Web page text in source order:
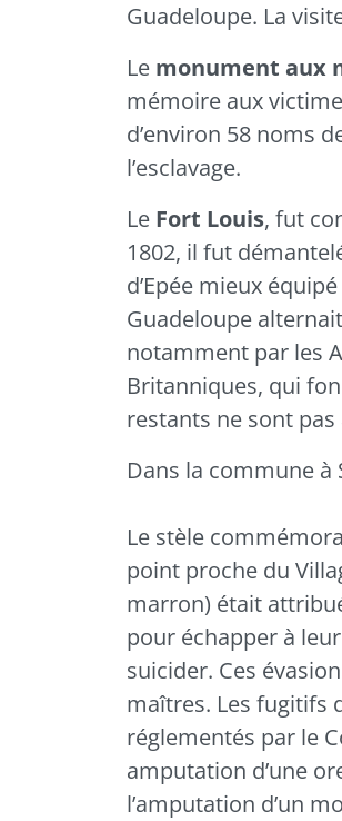
Guadeloupe. La
Le monument aux
mémoire aux
d’environ 58 noms
l’esclavage.
Le Fort Louis, fut
1802, il fut
d’Epée mieux
Guadeloupe
notamment par les
Britanniques, qui
restants ne sont pas
Dans la commune à
Le stèle
point proche du
marron) était
pour échapper à
suicider. Ces
maîtres. Les fugitifs
réglementés par le
amputation d’une
l’amputation d’un